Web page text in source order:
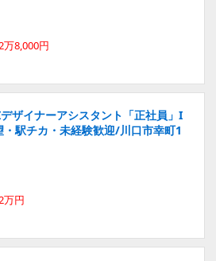
万8,000円
ザイナーアシスタント「正社員」I
駅チカ・未経験歓迎/川口市幸町1
万円